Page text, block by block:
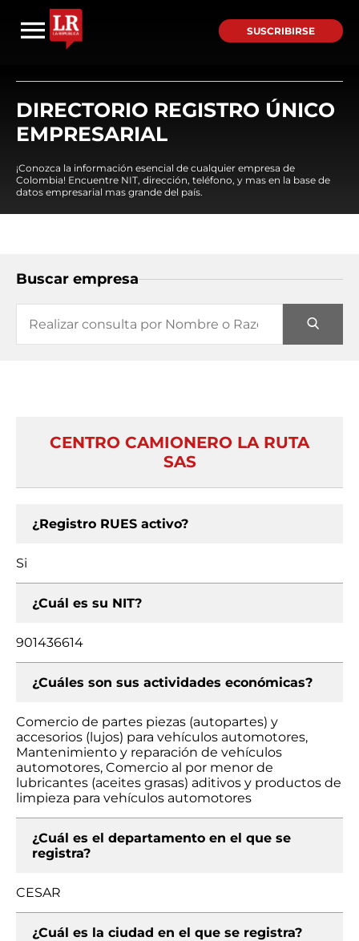
SUSCRIBIRSE
DIRECTORIO REGISTRO ÚNICO
EMPRESARIAL
¡Conozca la información esencial de cualquier empresa de
Colombia! Encuentre NIT, dirección, teléfono, y mas en la base de
datos empresarial mas grande del país.
Buscar empresa
CENTRO CAMIONERO LA RUTA
SAS
¿Registro RUES activo?
Si
¿Cuál es su NIT?
901436614
¿Cuáles son sus actividades económicas?
Comercio de partes piezas (autopartes) y
accesorios (lujos) para vehículos automotores,
Mantenimiento y reparación de vehículos
automotores, Comercio al por menor de
lubricantes (aceites grasas) aditivos y productos de
limpieza para vehículos automotores
¿Cuál es el departamento en el que se
registra?
CESAR
¿Cuál es la ciudad en el que se registra?